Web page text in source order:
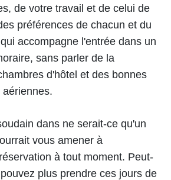
de votre travail et de celui de
préférences de chacun et du
accompagne l'entrée dans un
sans parler de la
d'hôtel et des bonnes
dans ne serait-ce qu'un
vous amener à
à tout moment. Peut-
plus prendre ces jours de